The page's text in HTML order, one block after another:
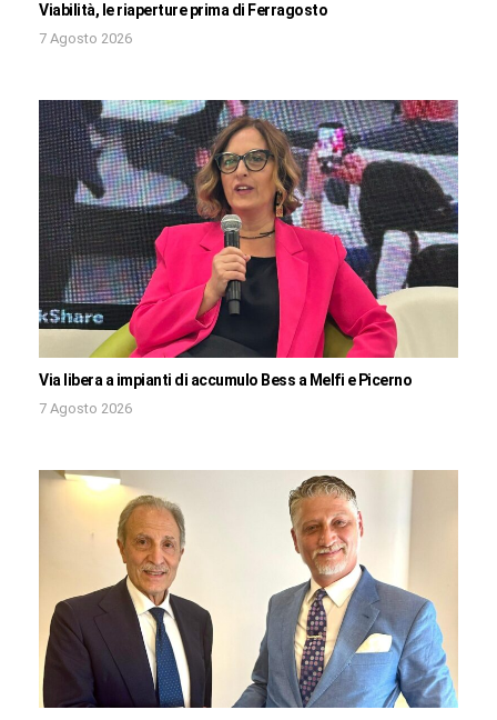
Viabilità, le riaperture prima di Ferragosto
7 Agosto 2026
Via libera a impianti di accumulo Bess a Melfi e Picerno
7 Agosto 2026